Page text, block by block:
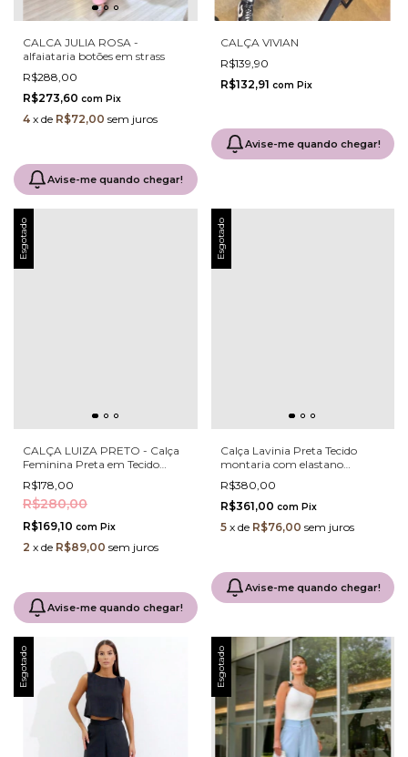
CALCA JULIA ROSA -
alfaiataria botões em strass
R$288,00
R$273,60 com Pix
4 x de R$72,00 sem juros
Avise-me quando chegar!
CALÇA VIVIAN
R$139,90
R$132,91 com Pix
Avise-me quando chegar!
Esgotado
CALÇA LUIZA PRETO - Calça
Feminina Preta em Tecido
Confortável com Detalhes em
Strass
R$178,00
R$280,00
R$169,10 com Pix
2 x de R$89,00 sem juros
Avise-me quando chegar!
Esgotado
Calça Lavinia Preta Tecido
montaria com elastano
modelagem alfaiataria Corte
Reto com Vinco Frontal e Cinto
– Modelagem Premium e
Conforto Elegante - (cópia)
R$380,00
R$361,00 com Pix
5 x de R$76,00 sem juros
Avise-me quando chegar!
Esgotado Esgotado